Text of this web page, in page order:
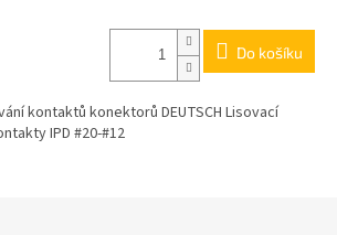
Do košíku
kontaktů konektorů DEUTSCH Lisovací
IPD #20-#12